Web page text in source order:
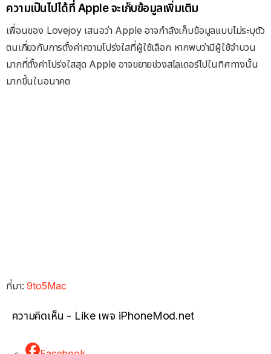
ความเป็นไปได้ที่ Apple จะเก็บข้อมูลเพิ่มเติม
เพื่อนของ Lovejoy เสนอว่า Apple อาจกำลังเก็บข้อมูลแบบไม่ระบุตัว
ตนเกี่ยวกับการตั้งค่าความโปร่งใสที่ผู้ใช้เลือก หากพบว่ามีผู้ใช้จำนวน
มากที่ตั้งค่าโปร่งใสสุด Apple อาจขยายช่วงสไลเดอร์ไปในทิศทางนั้น
มากขึ้นในอนาคต
ที่มา:9to5Mac
ความคิดเห็น - Like เพจ iPhoneMod.net